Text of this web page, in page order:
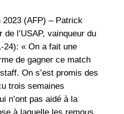
2023 (AFP) – Patrick
l’USAP, vainqueur du
24): « On a fait une
de gagner ce match
On s’est promis des
trois semaines
n’ont pas aidé à la
à laquelle les remous